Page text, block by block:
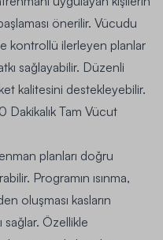
önerilir. Vücudu
kontrollü ilerleyen planlar
sağlayabilir. Düzenli
kalitesini destekleyebilir.
Dakikalık Tam Vücut
planları doğru
Programın ısınma,
oluşması kasların
sağlar. Özellikle